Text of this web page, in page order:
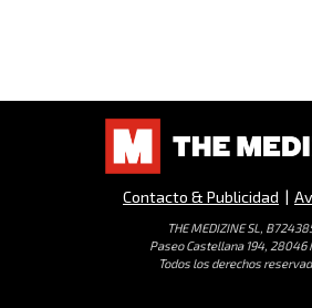
Contacto & Publicidad |
THE MEDIZINE SL,
Paseo Castellana 194, 28046
Todos los derechos